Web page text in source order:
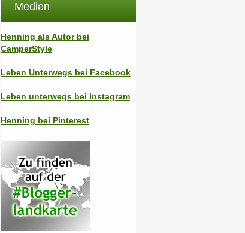
Medien
Henning als Autor bei
CamperStyle
Leben Unterwegs bei Facebook
Leben unterwegs bei Instagram
Henning bei Pinterest